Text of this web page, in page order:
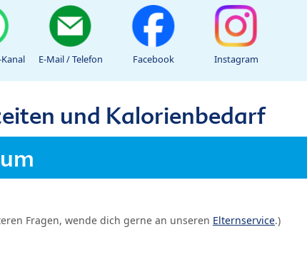
E-Mail / Telefon Facebook Instagram
und Kalorienbedarf
Fragen, wende dich gerne an unseren Elternservice.)